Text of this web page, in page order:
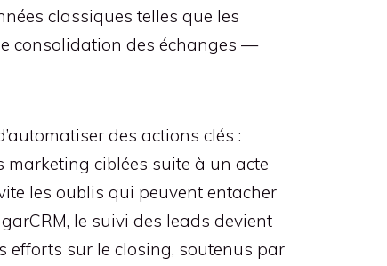
classiques telles que les
consolidation des échanges —
des actions clés :
marketing ciblées suite à un acte
les oublis qui peuvent entacher
le suivi des leads devient
efforts sur le closing, soutenus par